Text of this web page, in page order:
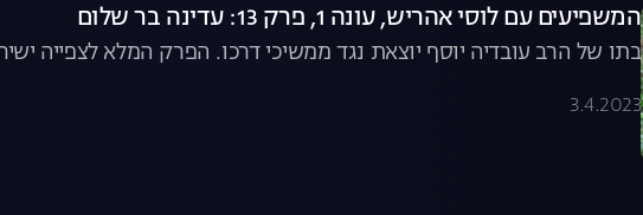
המשפיעים עם לוסי אהריש, עונה 1, פרק 13: עדינה בר שלום
בתו של הרב עובדיה יוסף יוצאת נגד ממשיכי דרכו. הפרק המלא לצפייה
3.4.2023